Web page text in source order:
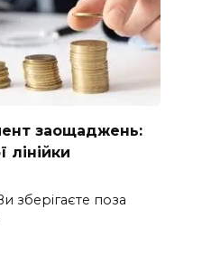
заощаджень:
лінійки
зберігаєте поза